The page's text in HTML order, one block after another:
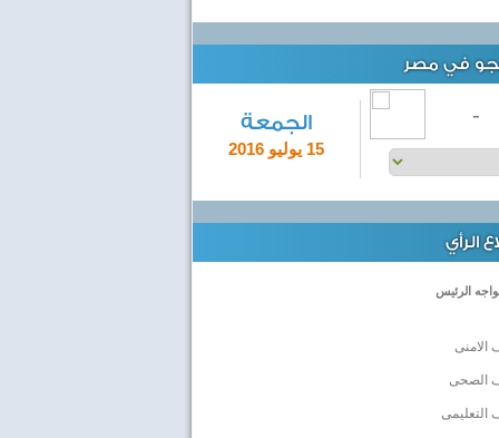
في مصر
الجمعة
15 يوليو 2016
-
الرأي
الرئيس
الامنى
الصحى
التعليمى